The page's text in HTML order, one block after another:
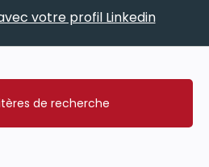
Rechercher avec votre
votre profil Linkedin
Vos critères de recherche
de recherche